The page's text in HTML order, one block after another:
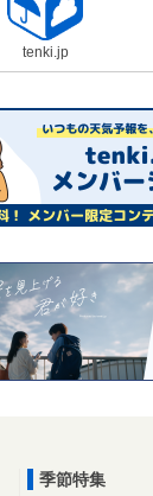
tenki.jp
季節特集